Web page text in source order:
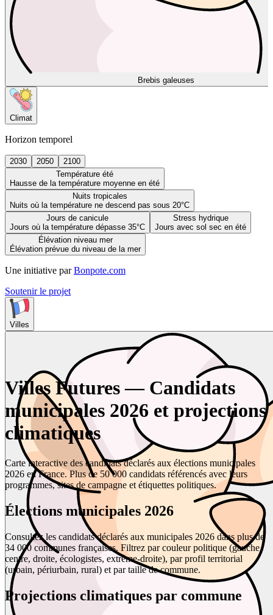
Brebis galeuses
Climat
Horizon temporel
2030 2050
2100
Température été
Hausse de la température moyenne en été
Nuits tropicales
Nuits où la température ne descend pas sous 20°C
Jours de canicule
Jours où la température dépasse 35°C
Stress hydrique
Jours avec sol sec en été
Élévation niveau mer
Élévation prévue du niveau de la mer
Une initiative par Bonpote.com
Soutenir le projet
Villes
Villes Futures — Candidats
municipales 2026 et projections
climatiques
Carte interactive des candidats déclarés aux élections municipales
2026 en France. Plus de 50 000 candidats référencés avec leurs
programmes, sites de campagne et étiquettes politiques.
Élections municipales 2026
Consultez les candidats déclarés aux municipales 2026 dans plus de
34 000 communes françaises. Filtrez par couleur politique (gauche,
centre, droite, écologistes, extrême-droite), par profil territorial
(urbain, périurbain, rural) et par taille de commune.
Projections climatiques par commune